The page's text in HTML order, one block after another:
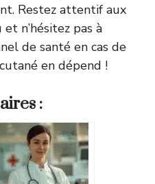
Restez attentif aux
n’hésitez pas à
de santé en cas de
en dépend !
: